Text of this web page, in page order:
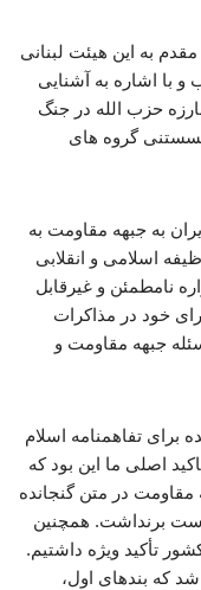
به این هیئت لبنانی
و با اشاره به آشنایی
حزب الله در جنگ
گروه های
به جبهه مقاومت به
اسلامی و انقلابی
نامطمئن و غیرقابل
خود در مذاکرات
جبهه مقاومت و
برای تفاهمنامه اسلام
اصلی ما این بود که
در متن گنجانده
برنداشت. همچنین
تأکید ویژه داشتیم.
که بندهای اول،